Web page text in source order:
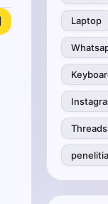
Laptop
Threads